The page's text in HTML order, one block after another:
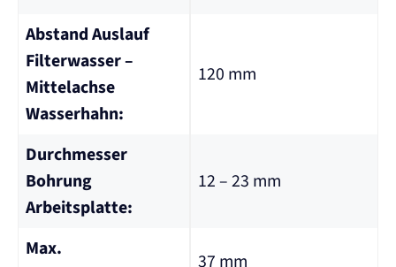
Abstand Auslauf
Filterwasser –
Mittelachse
Wasserhahn:
120 mm
Durchmesser
Bohrung
Arbeitsplatte:
12 – 23 mm
Max.
37 mm